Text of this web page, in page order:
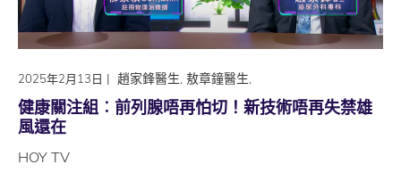
2025年2月13日 | 趙家鋒醫生, 敖章鐘醫生,
健康關注組︰前列腺唔再怕切！新技術唔再失禁雄
風還在
HOY TV